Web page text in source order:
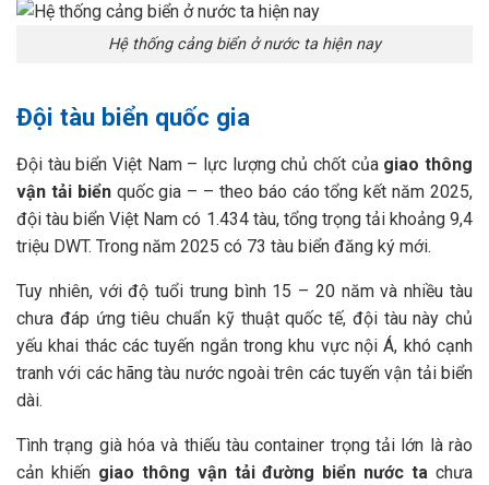
Hệ thống cảng biển ở nước ta hiện nay
Đội tàu biển quốc gia
Đội tàu biển Việt Nam – lực lượng chủ chốt của giao thông
vận tải biểnquốc gia – – theo báo cáo tổng kết năm 2025,
đội tàu biển Việt Nam có 1.434 tàu, tổng trọng tải khoảng 9,4
triệu DWT. Trong năm 2025 có 73 tàu biển đăng ký mới.
Tuy nhiên, với độ tuổi trung bình 15 – 20 năm và nhiều tàu
chưa đáp ứng tiêu chuẩn kỹ thuật quốc tế, đội tàu này chủ
yếu khai thác các tuyến ngắn trong khu vực nội Á, khó cạnh
tranh với các hãng tàu nước ngoài trên các tuyến vận tải biển
dài.
Tình trạng già hóa và thiếu tàu container trọng tải lớn là rào
cản khiến giao thông vận tải đường biển nước ta chưa